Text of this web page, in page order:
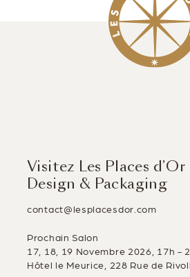
Visitez Les Places d’Or
Design & Packaging
contact@lesplacesdor.com
Prochain Salon
17, 18, 19 Novembre 2026, 17h -
Hôtel le Meurice, 228 Rue de